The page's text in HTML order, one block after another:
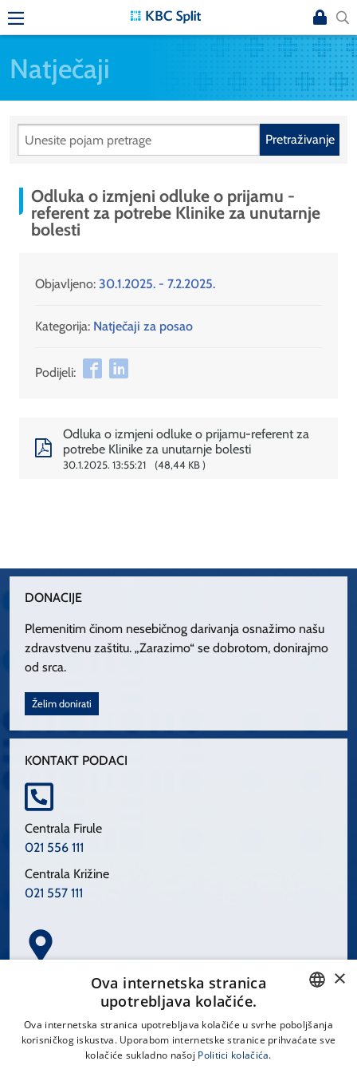
Natječaji
Pretraživanje
Odluka o izmjeni odluke o prijamu -
referent za potrebe Klinike za unutarnje
bolesti
Objavljeno: 30.1.2025. - 7.2.2025.
Kategorija: Natječaji za posao
Podijeli:
Odluka o izmjeni odluke o prijamu-referent za
potrebe Klinike za unutarnje bolesti
30.1.2025. 13:55:21 48,44 KB
DONACIJE
Plemenitim činom nesebičnog darivanja osnažimo našu
zdravstvenu zaštitu. „Zarazimo“ se dobrotom, donirajmo
od srca.
Želim donirati
KONTAKT PODACI
Centrala Firule
021 556 111
Centrala Križine
021 557 111
Spinčićeva 1, 21000 Split
CROATIAN
×
Ova internetska stranica
upotrebljava kolačiće.
Ova internetska stranica upotrebljava kolačiće u svrhe poboljšanja
korisničkog iskustva. Uporabom internetske stranice prihvaćate sve
kolačiće sukladno našoj Politici kolačića.